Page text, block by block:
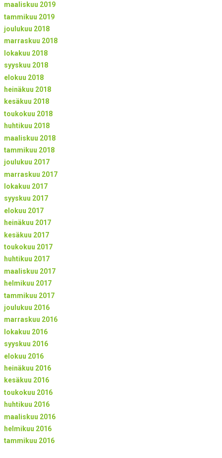
maaliskuu 2019
tammikuu 2019
joulukuu 2018
marraskuu 2018
lokakuu 2018
syyskuu 2018
elokuu 2018
heinäkuu 2018
kesäkuu 2018
toukokuu 2018
huhtikuu 2018
maaliskuu 2018
tammikuu 2018
joulukuu 2017
marraskuu 2017
lokakuu 2017
syyskuu 2017
elokuu 2017
heinäkuu 2017
kesäkuu 2017
toukokuu 2017
huhtikuu 2017
maaliskuu 2017
helmikuu 2017
tammikuu 2017
joulukuu 2016
marraskuu 2016
lokakuu 2016
syyskuu 2016
elokuu 2016
heinäkuu 2016
kesäkuu 2016
toukokuu 2016
huhtikuu 2016
maaliskuu 2016
helmikuu 2016
tammikuu 2016